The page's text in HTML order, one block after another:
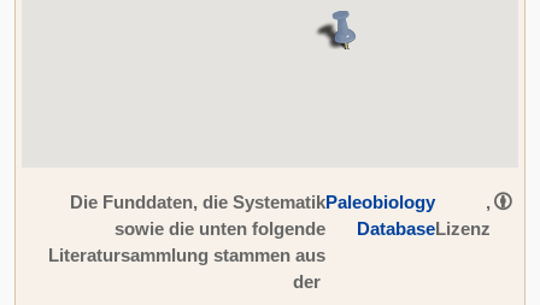
Die Funddaten, die Systematik
sowie die unten folgende
Literatursammlung stammen aus
der
Paleobiology
Database
,
Lizenz